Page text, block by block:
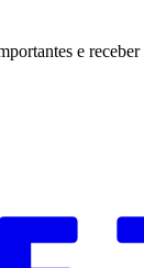
e receber